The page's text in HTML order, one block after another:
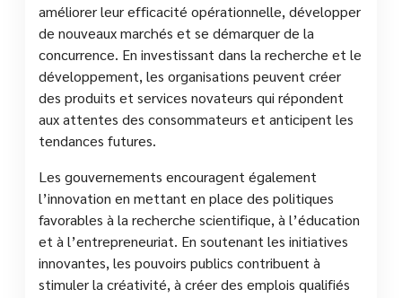
améliorer leur efficacité opérationnelle, développer
de nouveaux marchés et se démarquer de la
concurrence. En investissant dans la recherche et le
développement, les organisations peuvent créer
des produits et services novateurs qui répondent
aux attentes des consommateurs et anticipent les
tendances futures.
Les gouvernements encouragent également
l’innovation en mettant en place des politiques
favorables à la recherche scientifique, à l’éducation
et à l’entrepreneuriat. En soutenant les initiatives
innovantes, les pouvoirs publics contribuent à
stimuler la créativité, à créer des emplois qualifiés